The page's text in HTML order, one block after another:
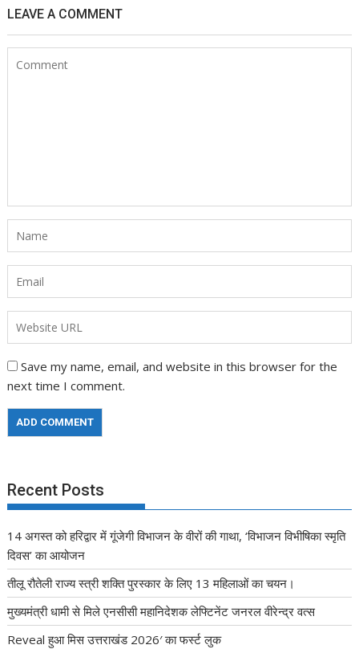
LEAVE A COMMENT
Save my name, email, and website in this browser for the
next time I comment.
Recent Posts
14 अगस्त को हरिद्वार में गूंजेगी विभाजन के वीरों की गाथा, ‘विभाजन विभीषिका स्मृति
दिवस’ का आयोजन
तीलू रौतेली राज्य स्त्री शक्ति पुरस्कार के लिए 13 महिलाओं का चयन।
मुख्यमंत्री धामी से मिले एनसीसी महानिदेशक लेफ्टिनेंट जनरल वीरेन्द्र वत्स
Reveal हुआ मिस उत्तराखंड 2026′ का फर्स्ट लुक